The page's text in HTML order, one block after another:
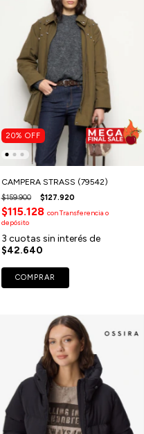
20% OFF
CAMPERA STRASS (79542)
$159.900 $127.920
$115.128 conTransferencia o
depósito
3 cuotas sin interés de
$42.640
COMPRAR